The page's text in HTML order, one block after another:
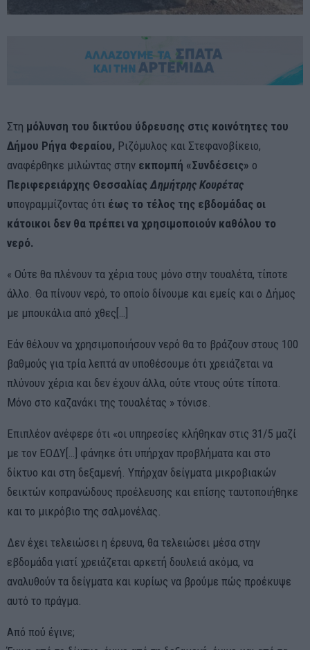
Στη μόλυνση του δικτύου ύδρευσης στις κοινότητες του
Δήμου Ρήγα Φεραίου, Ριζόμυλος και Στεφανοβίκειο,
αναφέρθηκε μιλώντας στην εκπομπή «Συνδέσεις» ο
Περιφερειάρχης ΘεσσαλίαςΔημήτρης Κουρέτας
υπογραμμίζοντας ότι έως το τέλος της εβδομάδας οι
κάτοικοι δεν θα πρέπει να χρησιμοποιούν καθόλου το
νερό.
« Ούτε θα πλένουν τα χέρια τους μόνο στην τουαλέτα, τίποτε
άλλο. Θα πίνουν νερό, το οποίο δίνουμε και εμείς και ο Δήμος
με μπουκάλια από χθες[…]
Εάν θέλουν να χρησιμοποιήσουν νερό θα το βράζουν στους 100
βαθμούς για τρία λεπτά αν υποθέσουμε ότι χρειάζεται να
πλύνουν χέρια και δεν έχουν άλλα, ούτε ντους ούτε τίποτα.
Μόνο στο καζανάκι της τουαλέτας » τόνισε.
Επιπλέον ανέφερε ότι «οι υπηρεσίες κλήθηκαν στις 31/5 μαζί
με τον ΕΟΔΥ[…] φάνηκε ότι υπήρχαν προβλήματα και στο
δίκτυο και στη δεξαμενή. Υπήρχαν δείγματα μικροβιακών
δεικτών κοπρανώδους προέλευσης και επίσης ταυτοποιήθηκε
και το μικρόβιο της σαλμονέλας.
Δεν έχει τελειώσει η έρευνα, θα τελειώσει μέσα στην
εβδομάδα γιατί χρειάζεται αρκετή δουλειά ακόμα, να
αναλυθούν τα δείγματα και κυρίως να βρούμε πώς προέκυψε
αυτό το πράγμα.
Από πού έγινε;